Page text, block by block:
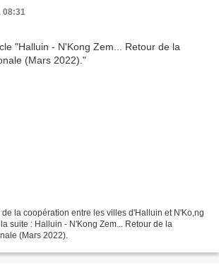
08:31
la coopération entre les villes d'Halluin et N'Ko,ng
suite : Halluin - N'Kong Zem... Retour de la
(Mars 2022).